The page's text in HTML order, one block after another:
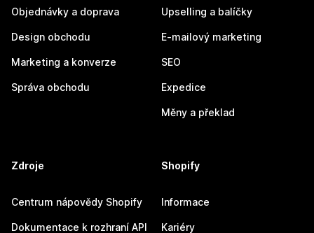
Objednávky a doprava
Design obchodu
Marketing a konverze
Správa obchodu
Upselling a balíčky
E-mailový marketing
SEO
Expedice
Měny a překlad
Zdroje
Centrum nápovědy Shopify
Dokumentace k rozhraní API
Shopify
Informace
Kariéry